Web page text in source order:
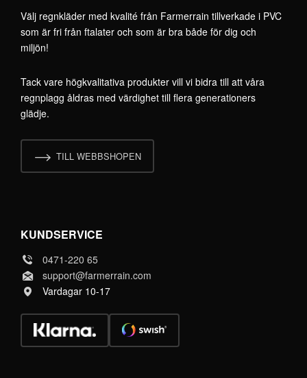
TILL WEBBSHOPEN
Välj regnkläder med kvalité från Farmerrain tillverkade i PVC
som är fri från ftalater och som är bra både för dig och
miljön!
Tack vare högkvalitativa produkter vill vi bidra till att våra
regnplagg åldras med värdighet till flera generationers
glädje.
KUNDSERVICE
0471-220 65
support@farmerrain.com
Vardagar 10-17